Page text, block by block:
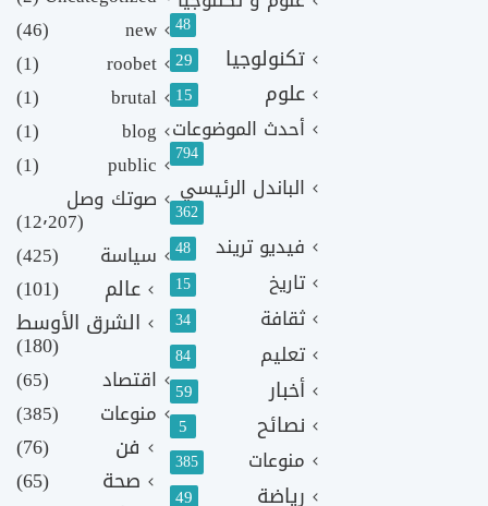
48
تكنولوجيا 29
علوم 15
أحدث الموضوعات
794
الباندل الرئيسي
362
فيديو تريند 48
تاريخ 15
ثقافة 34
تعليم 84
أخبار 59
نصائح 5
منوعات 385
رياضة 49
new
(46)
roobet
(1)
brutal
(1)
blog
(1)
public
(1)
صوتك وصل
(12٬207)
سياسة
(425)
عالم
(101)
الشرق الأوسط
(180)
اقتصاد
(65)
منوعات
(385)
فن
(76)
صحة
(65)